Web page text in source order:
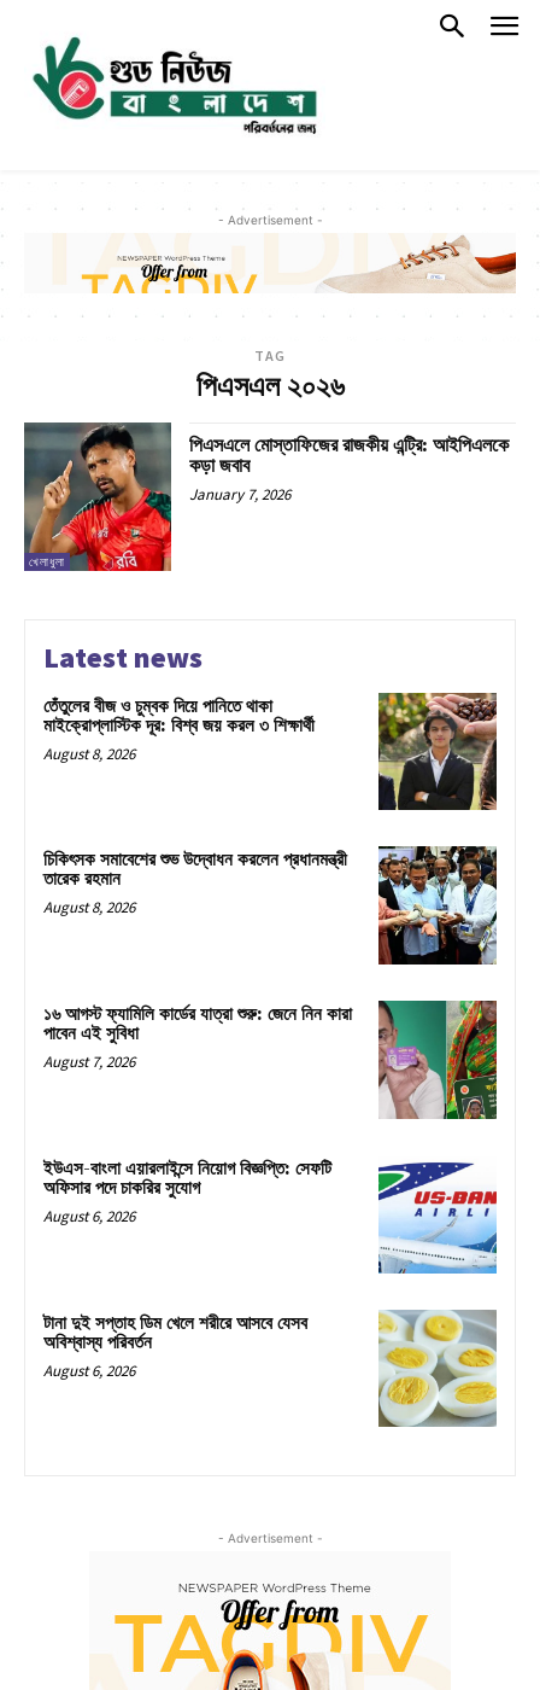
- Advertisement -
TAG
পিএসএল ২০২৬
খেলাধুলা
পিএসএলে মোস্তাফিজের রাজকীয় এন্ট্রি: আইপিএলকে
কড়া জবাব
January 7, 2026
Latest news
তেঁতুলের বীজ ও চুম্বক দিয়ে পানিতে থাকা
মাইক্রোপ্লাস্টিক দূর: বিশ্ব জয় করল ৩ শিক্ষার্থী
August 8, 2026
চিকিৎসক সমাবেশের শুভ উদ্বোধন করলেন প্রধানমন্ত্রী
তারেক রহমান
August 8, 2026
১৬ আগস্ট ফ্যামিলি কার্ডের যাত্রা শুরু: জেনে নিন কারা
পাবেন এই সুবিধা
August 7, 2026
ইউএস-বাংলা এয়ারলাইন্সে নিয়োগ বিজ্ঞপ্তি: সেফটি
অফিসার পদে চাকরির সুযোগ
August 6, 2026
টানা দুই সপ্তাহ ডিম খেলে শরীরে আসবে যেসব
অবিশ্বাস্য পরিবর্তন
August 6, 2026
- Advertisement -